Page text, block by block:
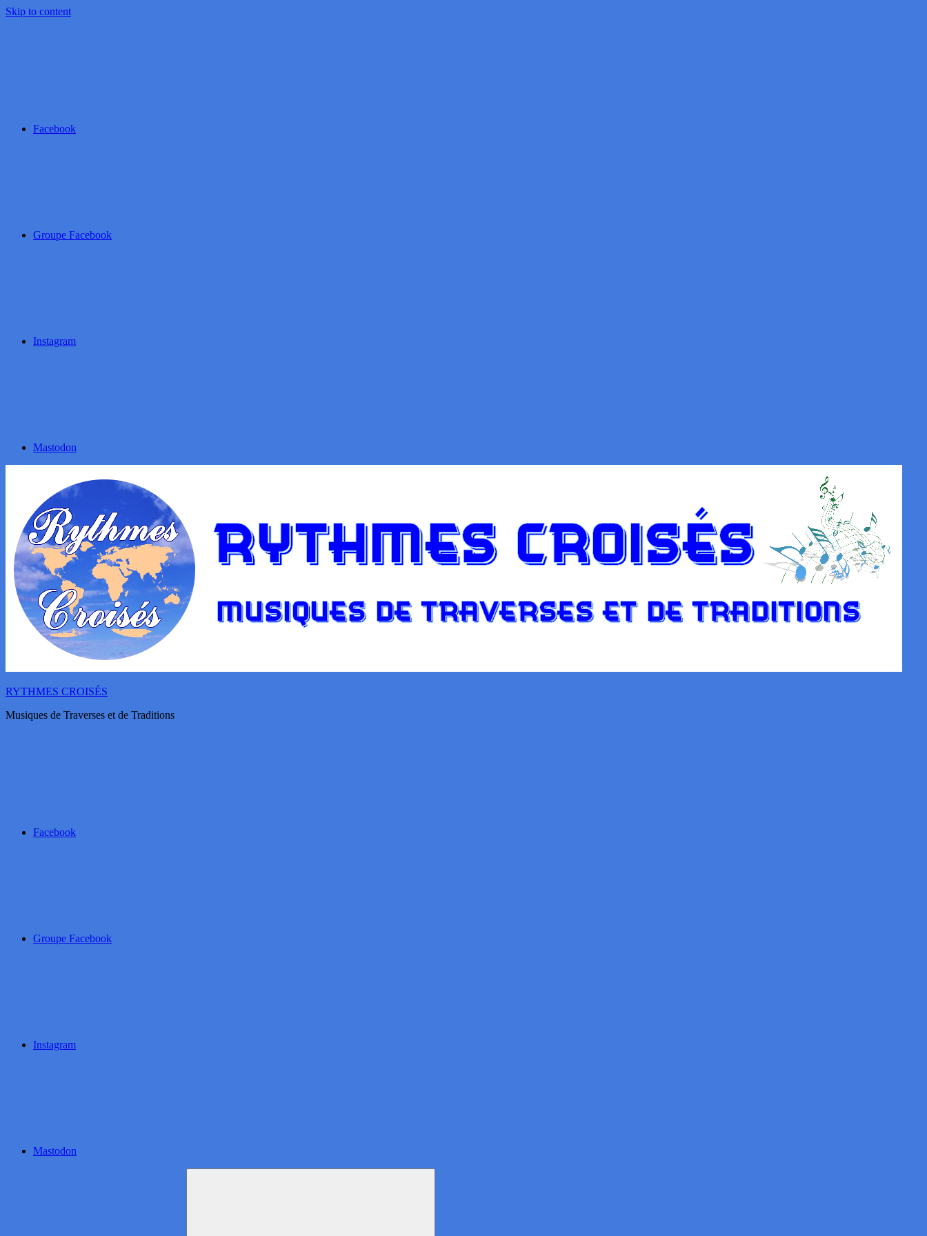
Skip to content
Facebook
Groupe Facebook
Instagram
Mastodon
RYTHMES CROISÉS
Musiques de Traverses et de Traditions
Facebook
Groupe Facebook
Instagram
Mastodon